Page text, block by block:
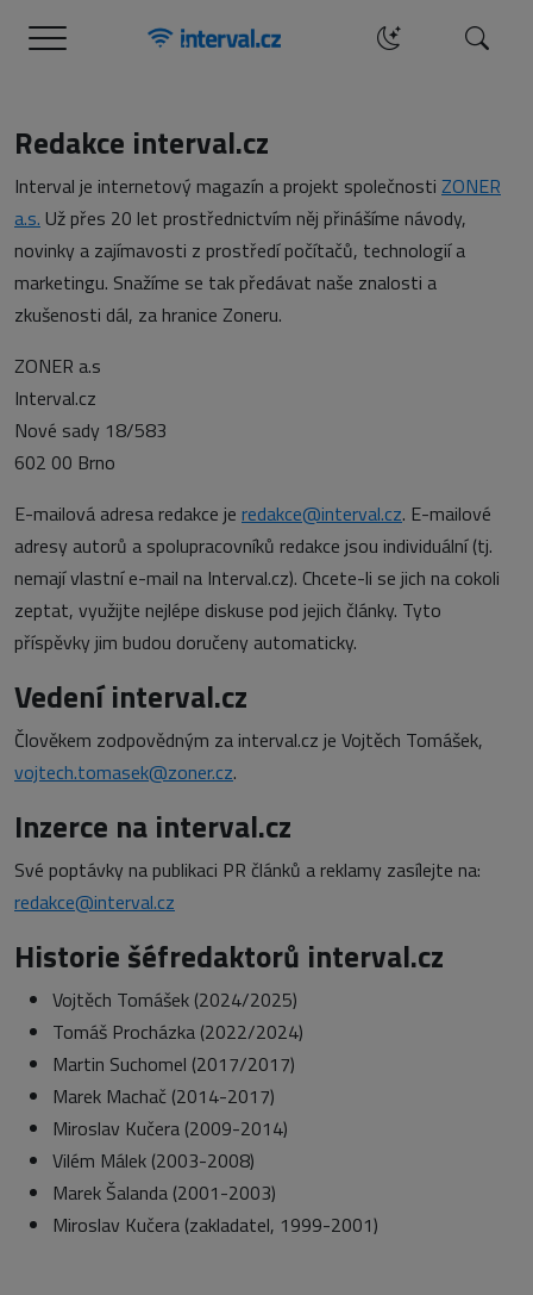
Menu Hledat
Redakce interval.cz
Interval je internetový magazín a projekt společnosti ZONER
a.s. Už přes 20 let prostřednictvím něj přinášíme návody,
novinky a zajímavosti z prostředí počítačů, technologií a
marketingu. Snažíme se tak předávat naše znalosti a
zkušenosti dál, za hranice Zoneru.
ZONER a.s
Interval.cz
Nové sady 18/583
602 00 Brno
E-mailová adresa redakce je redakce@interval.cz. E-mailové
adresy autorů a spolupracovníků redakce jsou individuální (tj.
nemají vlastní e-mail na Interval.cz). Chcete-li se jich na cokoli
zeptat, využijte nejlépe diskuse pod jejich články. Tyto
příspěvky jim budou doručeny automaticky.
Vedení interval.cz
Člověkem zodpovědným za interval.cz je Vojtěch Tomášek,
vojtech.tomasek@zoner.cz.
Inzerce na interval.cz
Své poptávky na publikaci PR článků a reklamy zasílejte na:
redakce@interval.cz
Historie šéfredaktorů interval.cz
Vojtěch Tomášek (2024/2025)
Tomáš Procházka (2022/2024)
Martin Suchomel (2017/2017)
Marek Machač (2014-2017)
Miroslav Kučera (2009-2014)
Vilém Málek (2003-2008)
Marek Šalanda (2001-2003)
Miroslav Kučera (zakladatel, 1999-2001)